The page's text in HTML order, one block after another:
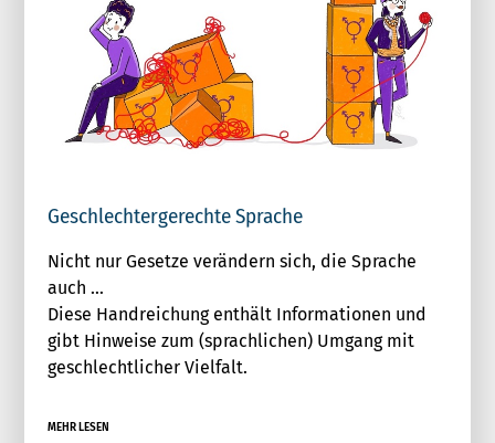
Geschlechtergerechte Sprache
Nicht nur Gesetze verändern sich, die Sprache
auch …
Diese Handreichung enthält Informationen und
gibt Hinweise zum (sprachlichen) Umgang mit
geschlechtlicher Vielfalt.
MEHR LESEN